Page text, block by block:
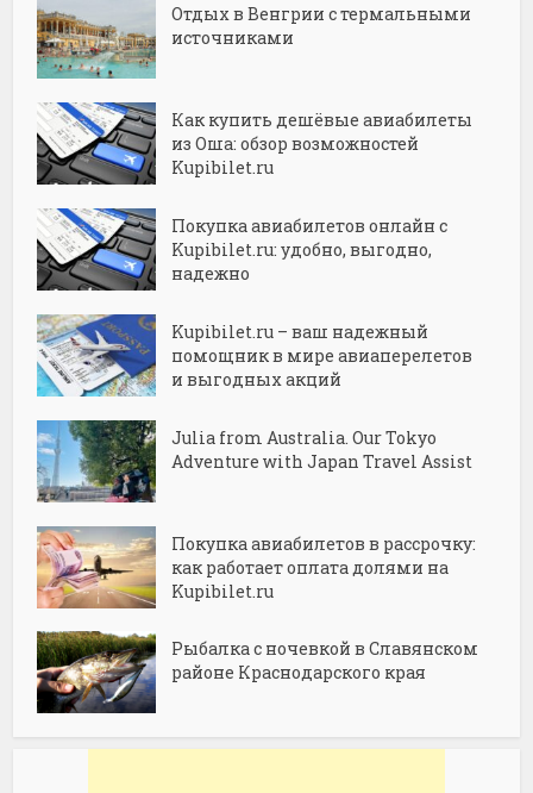
Отдых в Венгрии с термальными
источниками
Как купить дешёвые авиабилеты
из Оша: обзор возможностей
Kupibilet.ru
Покупка авиабилетов онлайн с
Kupibilet.ru: удобно, выгодно,
надежно
Kupibilet.ru – ваш надежный
помощник в мире авиаперелетов
и выгодных акций
Julia from Australia. Our Tokyo
Adventure with Japan Travel Assist
Покупка авиабилетов в рассрочку:
как работает оплата долями на
Kupibilet.ru
Рыбалка с ночевкой в Славянском
районе Краснодарского края